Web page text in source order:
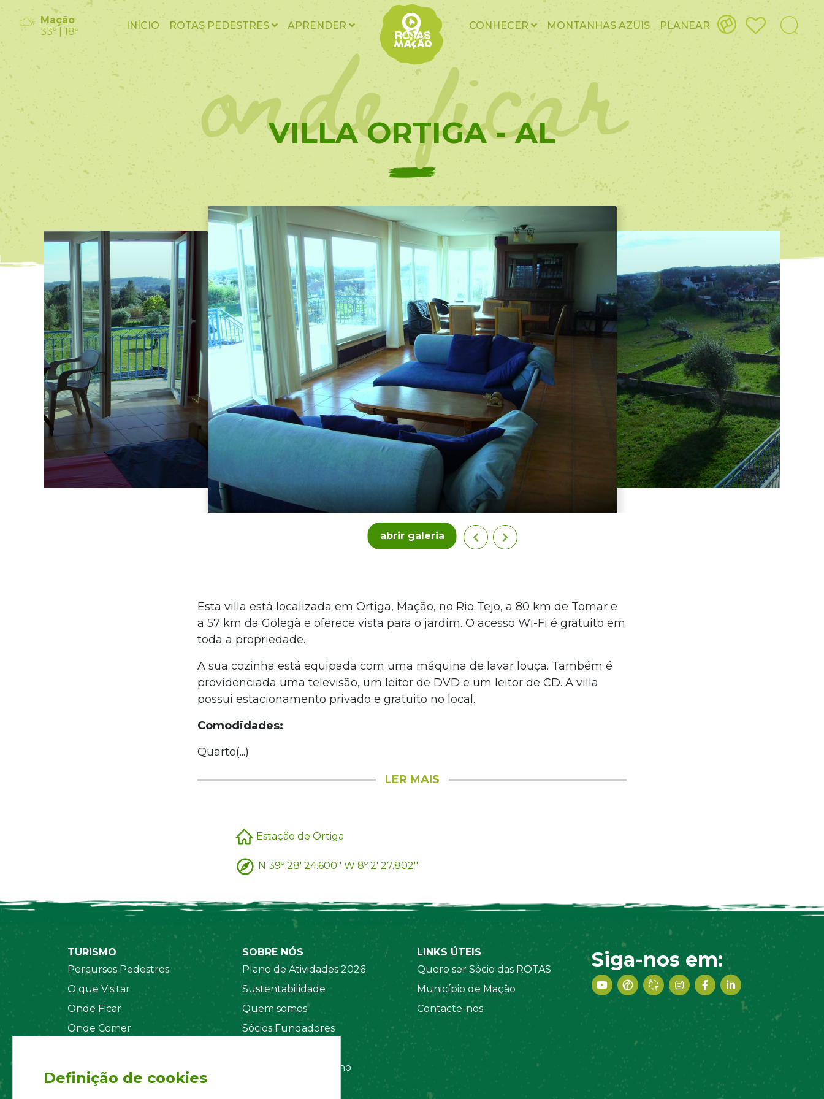
Mação
33º | 18º
INÍCIO ROTAS PEDESTRES APRENDER CONHECER MONTANHAS AZUIS PLANEAR
onde ficar
VILLA ORTIGA - AL
abrir galeria
Esta villa está localizada em Ortiga, Mação, no Rio Tejo, a 80 km de Tomar e
a 57 km da Golegã e oferece vista para o jardim. O acesso Wi-Fi é gratuito em
toda a propriedade.
A sua cozinha está equipada com uma máquina de lavar louça. Também é
providenciada uma televisão, um leitor de DVD e um leitor de CD. A villa
possui estacionamento privado e gratuito no local.
Comodidades:
Quarto(...)
LER MAIS
Estação de Ortiga
N 39º 28' 24.600'' W 8º 2' 27.802''
TURISMO
Percursos Pedestres
O que Visitar
Onde Ficar
Onde Comer
SOBRE NÓS
Plano de Atividades 2026
Sustentabilidade
Quem somos
Sócios Fundadores
Regulamento Interno
LINKS ÚTEIS
Quero ser Sócio das ROTAS
Município de Mação
Contacte-nos
Siga-nos em:
Definição de cookies